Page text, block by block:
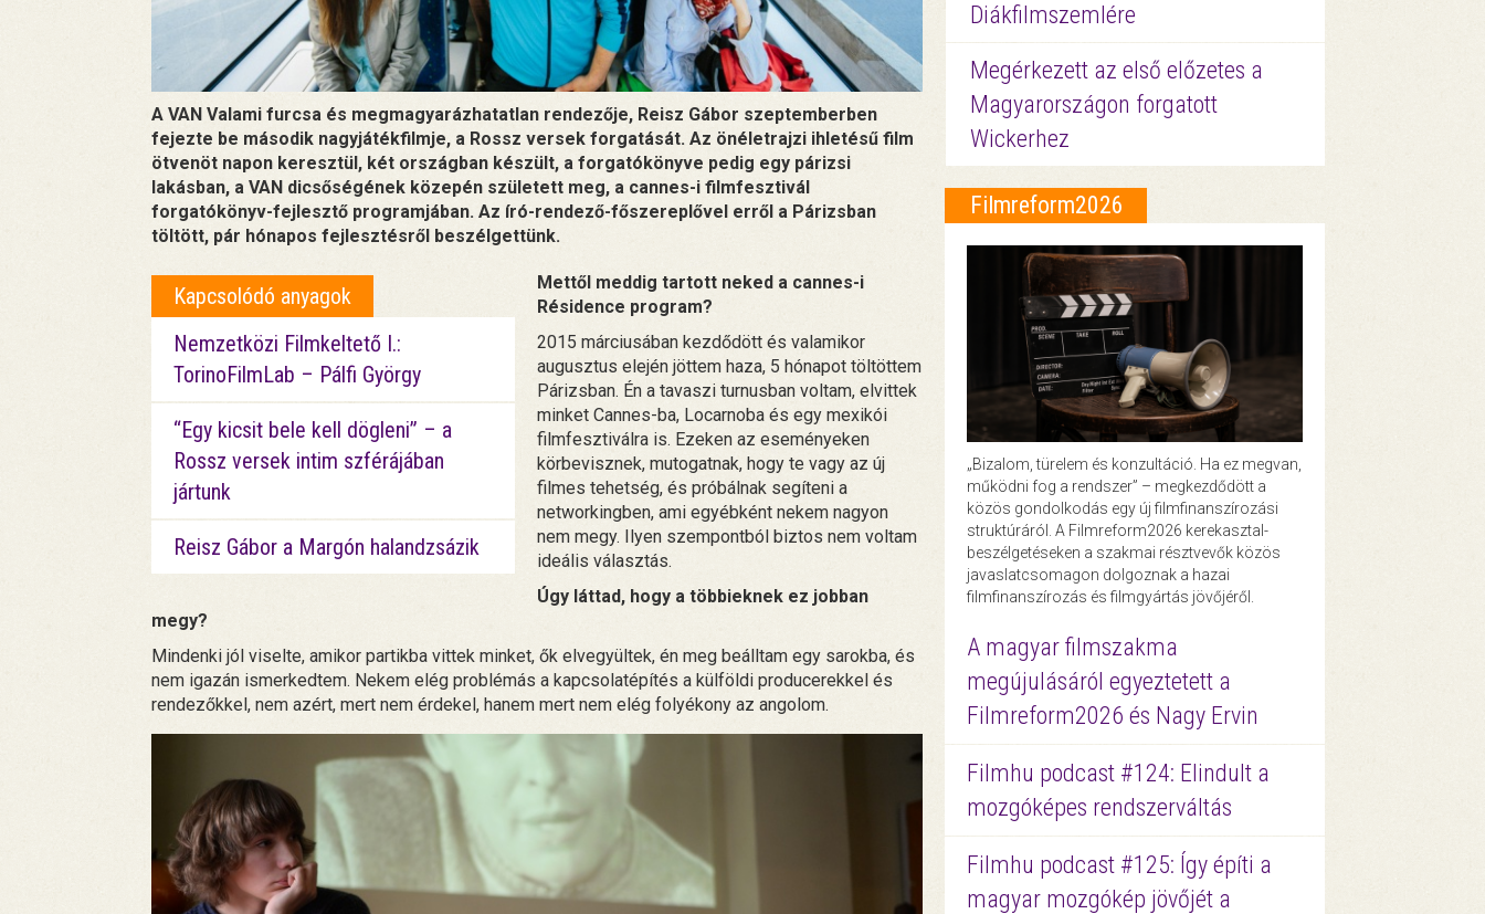
A VAN Valami furcsa és megmagyarázhatatlan rendezője, Reisz Gábor szeptemberben
fejezte be második nagyjátékfilmje, a Rossz versek forgatását. Az önéletrajzi ihletésű film
ötvenöt napon keresztül, két országban készült, a forgatókönyve pedig egy párizsi
lakásban, a VAN dicsőségének közepén született meg, a cannes-i filmfesztivál
forgatókönyv-fejlesztő programjában. Az író-rendező-főszereplővel erről a Párizsban
töltött, pár hónapos fejlesztésről beszélgettünk.
Kapcsolódó anyagok
Nemzetközi Filmkeltető I.:
TorinoFilmLab – Pálfi György
“Egy kicsit bele kell dögleni” – a
Rossz versek intim szférájában
jártunk
Reisz Gábor a Margón halandzsázik
Mettől meddig tartott neked a cannes-i
Résidence program?
2015 márciusában kezdődött és valamikor
augusztus elején jöttem haza, 5 hónapot töltöttem
Párizsban. Én a tavaszi turnusban voltam, elvittek
minket Cannes-ba, Locarnoba és egy mexikói
filmfesztiválra is. Ezeken az eseményeken
körbevisznek, mutogatnak, hogy te vagy az új
filmes tehetség, és próbálnak segíteni a
networkingben, ami egyébként nekem nagyon
nem megy. Ilyen szempontból biztos nem voltam
ideális választás.
Úgy láttad, hogy a többieknek ez jobban
megy?
Mindenki jól viselte, amikor partikba vittek minket, ők elvegyültek, én meg beálltam egy sarokba, és
nem igazán ismerkedtem. Nekem elég problémás a kapcsolatépítés a külföldi producerekkel és
rendezőkkel, nem azért, mert nem érdekel, hanem mert nem elég folyékony az angolom.
Diákfilmszemlére
Megérkezett az első előzetes a
Magyarországon forgatott
Wickerhez
Filmreform2026
„Bizalom, türelem és konzultáció. Ha ez megvan,
működni fog a rendszer” – megkezdődött a
közös gondolkodás egy új filmfinanszírozási
struktúráról. A Filmreform2026 kerekasztal-
beszélgetéseken a szakmai résztvevők közös
javaslatcsomagon dolgoznak a hazai
filmfinanszírozás és filmgyártás jövőjéről.
A magyar filmszakma
megújulásáról egyeztetett a
Filmreform2026 és Nagy Ervin
Filmhu podcast #124: Elindult a
mozgóképes rendszerváltás
Filmhu podcast #125: Így építi a
magyar mozgókép jövőjét a